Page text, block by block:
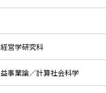
営学研究科
事業論／計算社会科学